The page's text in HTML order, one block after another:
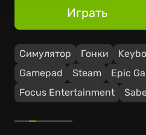
Симулятор Гонки
Gamepad
Steam
Epic
Focus Entertainment
Играть